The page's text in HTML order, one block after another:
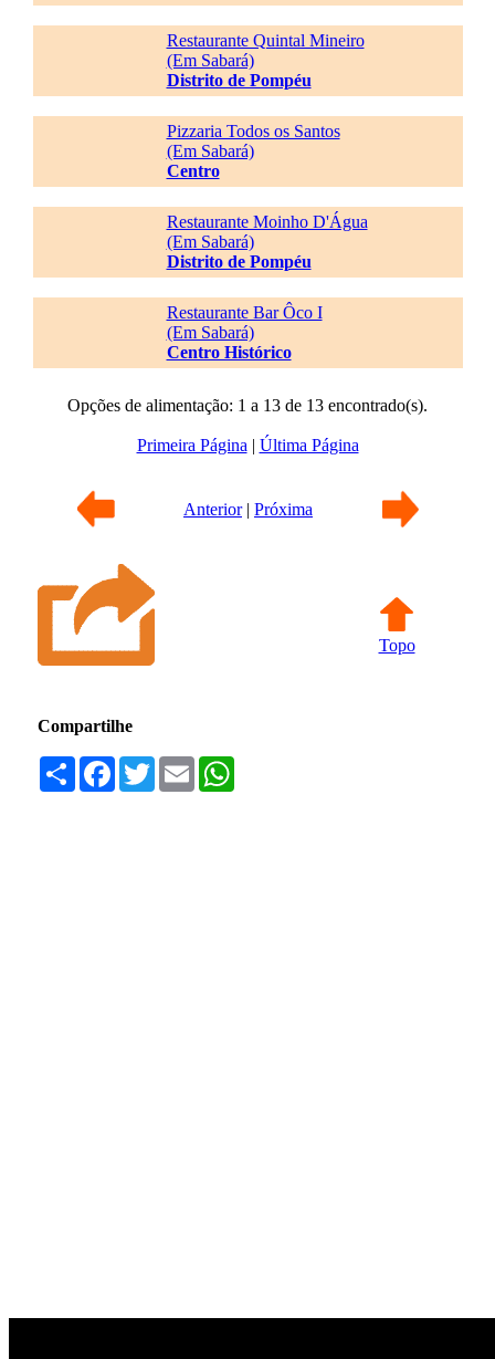
Restaurante Quintal Mineiro
(Em Sabará)
Distrito de Pompéu
Pizzaria Todos os Santos
(Em Sabará)
Centro
Restaurante Moinho D'Água
(Em Sabará)
Distrito de Pompéu
Restaurante Bar Ôco I
(Em Sabará)
Centro Histórico
Opções de alimentação: 1 a 13 de 13 encontrado(s).
Primeira Página | Última Página
Anterior| Próxima
Topo
Compartilhe
Compartilhar
Facebook
TwitterEmail